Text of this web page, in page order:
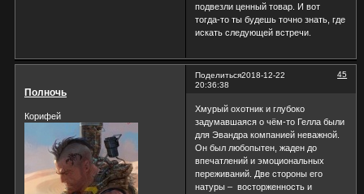
подвезли ценный товар. И вот
тогда-то ты будешь точно знать, где
искать следующей встречи.
Поделиться 45
2018-12-22
20:36:38
Полночь
Корифей
Хмурый охотник и глубоко
задумавшаяся о чём-то Гелла были
для Эвандра компанией неважной.
Он был любопытен, жаден до
впечатлений и эмоциональных
переживаний. Две стороны его
натуры – восторженность и